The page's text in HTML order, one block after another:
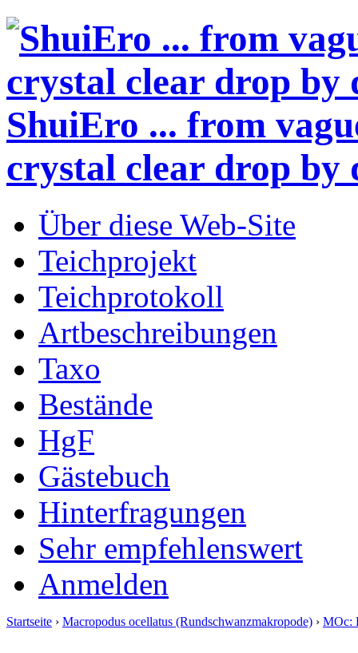
ShuiEro ... from
crystal clear drop by
Über diese Web-Site
Teichprojekt
Teichprotokoll
Artbeschreibungen
Taxo
Bestände
HgF
Gästebuch
Hinterfragungen
Sehr empfehlenswert
Anmelden
Startseite › Macropodus ocellatus (Rundschwanzmakropode) › MOc: